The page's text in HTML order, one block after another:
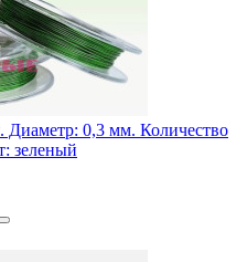
Диаметр: 0,3 мм. Количество
зеленый